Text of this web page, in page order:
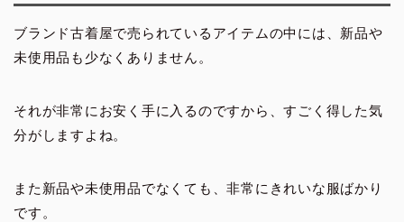
ブランド古着屋で売られているアイテムの中には、新品や
未使用品も少なくありません。
それが非常にお安く手に入るのですから、すごく得した気
分がしますよね。
また新品や未使用品でなくても、非常にきれいな服ばかり
です。